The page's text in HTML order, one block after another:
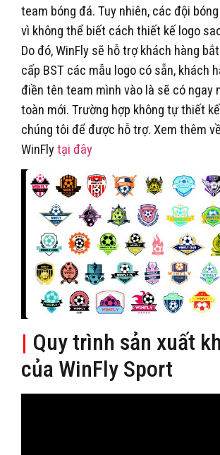
team bóng đá. Tuy nhiên, các đội
vì không thể biết cách thiết kế logo
Do đó, WinFly sẽ hỗ trợ khách hàng
cấp BST các mẫu logo có sẵn, khách
điền tên team mình vào là sẽ có ngay
toàn mới. Trường hợp không tự thiết
chúng tôi để được hỗ trợ. Xem thêm
WinFlytại đây
| Quy trình sản xuất
của WinFly Sport